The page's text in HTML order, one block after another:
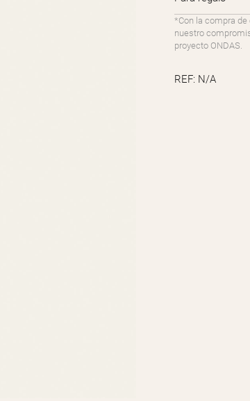
*Con la compra
nuestro
proyecto ONDAS.
REF: N/A